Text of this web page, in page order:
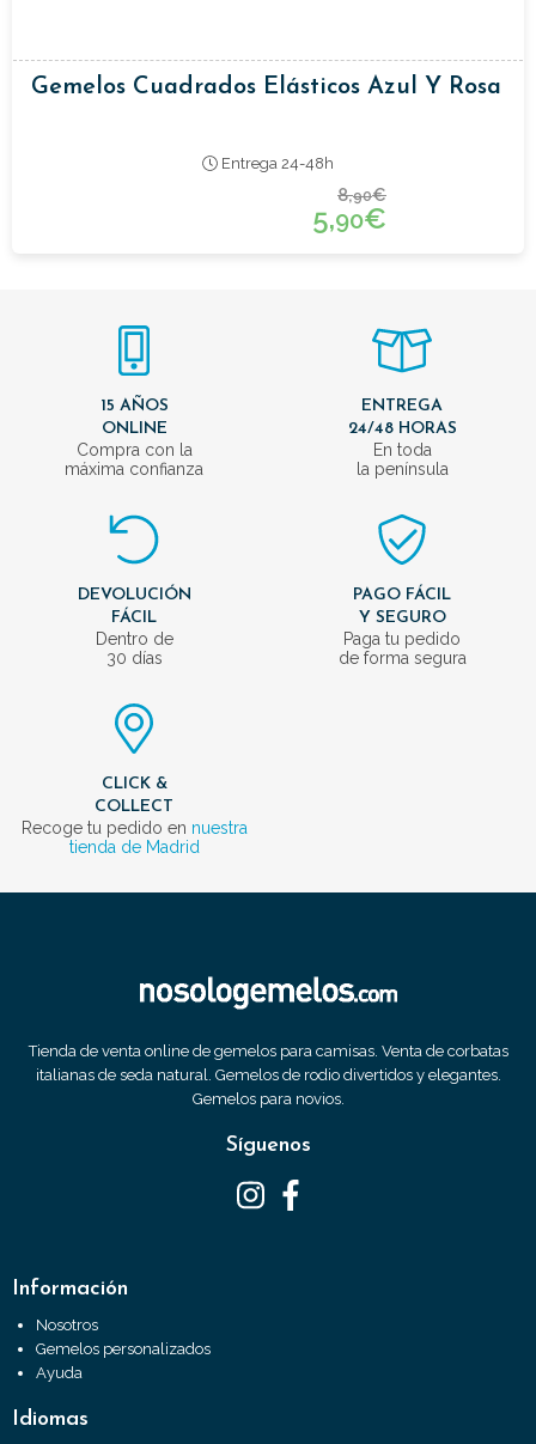
Gemelos Cuadrados Elásticos Azul Y Rosa
Entrega 24-48h
8,90€
5,90€
15 AÑOS
ONLINE
Compra con la
máxima confianza
ENTREGA
24/48 HORAS
En toda
la península
DEVOLUCIÓN
FÁCIL
Dentro de
30 días
PAGO FÁCIL
Y SEGURO
Paga tu pedido
de forma segura
CLICK &
COLLECT
Recoge tu pedido en nuestra
tienda de Madrid
Tienda de venta online de gemelos para camisas. Venta de corbatas
italianas de seda natural. Gemelos de rodio divertidos y elegantes.
Gemelos para novios.
Síguenos
Información
Nosotros
Gemelos personalizados
Ayuda
Idiomas